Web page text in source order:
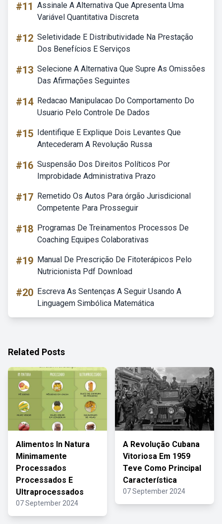
#11 Assinale A Alternativa Que Apresenta Uma
Variável Quantitativa Discreta
#12 Seletividade E Distributividade Na Prestação
Dos Benefícios E Serviços
#13 Selecione A Alternativa Que Supre As Omissões
Das Afirmações Seguintes
#14 Redacao Manipulacao Do Comportamento Do
Usuario Pelo Controle De Dados
#15 Identifique E Explique Dois Levantes Que
Antecederam A Revolução Russa
#16 Suspensão Dos Direitos Políticos Por
Improbidade Administrativa Prazo
#17 Remetido Os Autos Para órgão Jurisdicional
Competente Para Prosseguir
#18 Programas De Treinamentos Processos De
Coaching Equipes Colaborativas
#19 Manual De Prescrição De Fitoterápicos Pelo
Nutricionista Pdf Download
#20 Escreva As Sentenças A Seguir Usando A
Linguagem Simbólica Matemática
Related Posts
Alimentos In Natura
Minimamente
Processados
Processados E
Ultraprocessados
07 September 2024
A Revolução Cubana
Vitoriosa Em 1959
Teve Como Principal
Característica
07 September 2024